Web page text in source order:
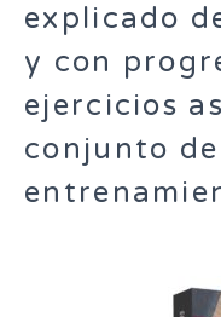
explicado
y con
ejercicios
conjunto